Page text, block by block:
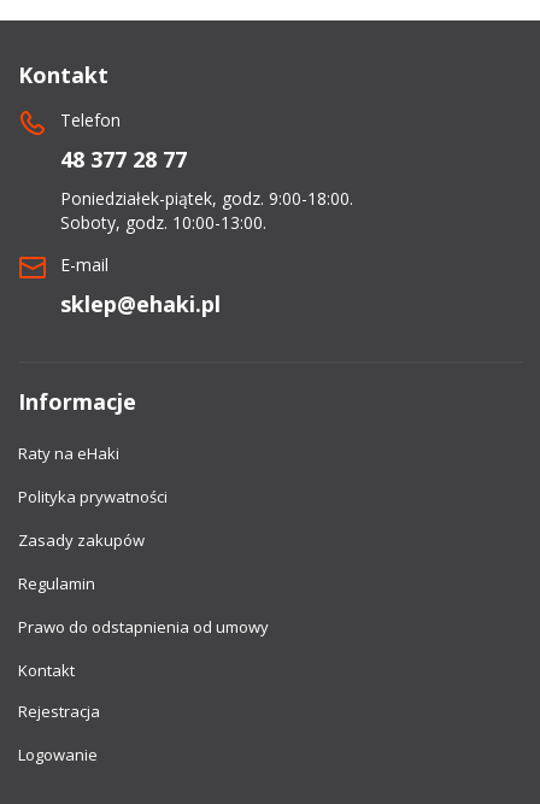
Kontakt
Telefon
48 377 28 77
Poniedziałek-piątek, godz. 9:00-18:00.
Soboty, godz. 10:00-13:00.
E-mail
sklep@ehaki.pl
Informacje
Raty na eHaki
Polityka prywatności
Zasady zakupów
Regulamin
Prawo do odstapnienia od umowy
Kontakt
Rejestracja
Logowanie